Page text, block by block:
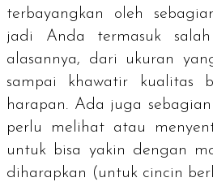
terbayangkan oleh
jadi Anda termasuk salah
alasannya, dari ukuran
sampai khawatir kualitas
harapan. Ada juga
perlu melihat atau
untuk bisa yakin dengan
diharapkan (untuk cincin